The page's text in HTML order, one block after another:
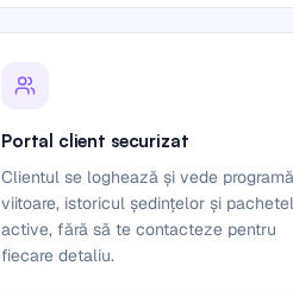
Portal client securizat
Clientul se loghează și vede
viitoare, istoricul ședințelor și
active, fără să te contacteze pentru
fiecare detaliu.